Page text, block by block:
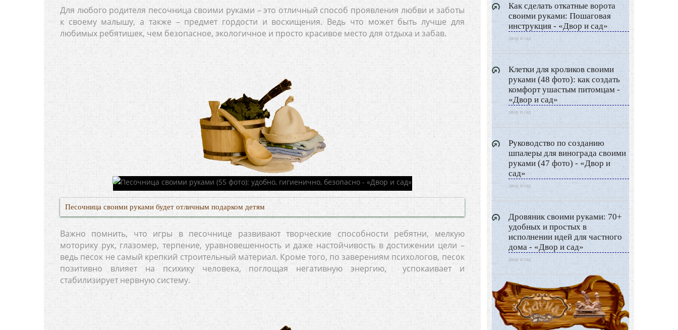
Для любого родителя песочница своими руками – это отличный способ проявления любви и заботы
к своему малышу, а также – предмет гордости и восхищения. Ведь что может быть лучше для
любимых ребятишек, чем безопасное, экологичное и просто красивое место для отдыха и забав.
Песочница своими руками будет отличным подарком детям
Важно помнить, что игры в песочнице развивают творческие способности ребятни, мелкую
моторику рук, глазомер, терпение, уравновешенность и даже настойчивость в достижении цели –
ведь песок не самый крепкий строительный материал. Кроме того, по заверениям психологов, песок
позитивно влияет на психику человека, поглощая негативную энергию, успокаивает и
стабилизирует нервную систему.
Как сделать откатные ворота
своими руками: Пошаговая
инструкция - «Двор и сад»
двор и сад
Клетки для кроликов своими
руками (48 фото): как создать
комфорт ушастым питомцам -
«Двор и сад»
двор и сад
Руководство по созданию
шпалеры для винограда своими
руками (47 фото) - «Двор и
сад»
двор и сад
Дровяник своими руками: 70+
удобных и простых в
исполнении идей для частного
дома - «Двор и сад»
двор и сад